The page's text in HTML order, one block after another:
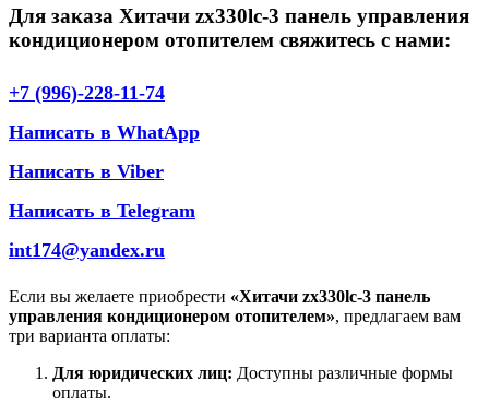
Для заказа Хитачи zx330lc-3 панель управления
кондиционером отопителем свяжитесь с нами:
+7 (996)-228-11-74
Написать в WhatApp
Написать в Viber
Написать в Telegram
int174@yandex.ru
Если вы желаете приобрести «Хитачи zx330lc-3 панель
управления кондиционером отопителем», предлагаем вам
три варианта оплаты:
Для юридических лиц: Доступны различные формы
оплаты.